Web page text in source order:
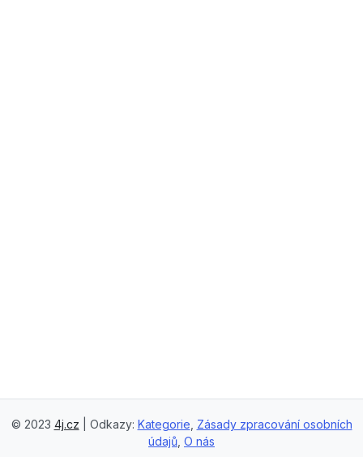
© 2023 4j.cz | Odkazy: Kategorie Zásady zpracování osobních
údajů O nás